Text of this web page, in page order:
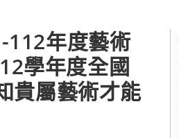
112年度藝術
學年度全國
貴屬藝術才能